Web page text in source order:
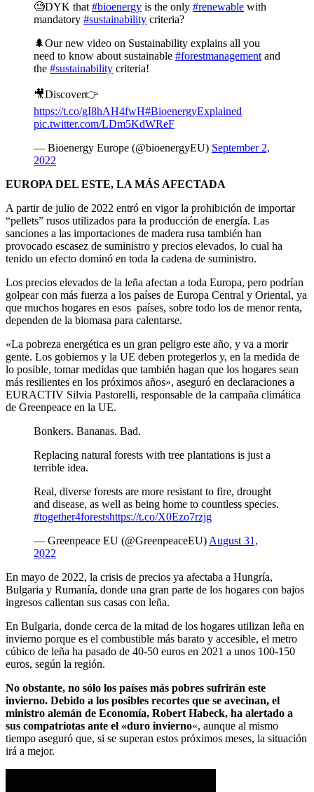
🧐DYK that #bioenergy is the only #renewable with
mandatory #sustainability criteria?
🌲Our new video on Sustainability explains all you
need to know about sustainable #forestmanagement and
the #sustainability criteria!
🎥Discover👉
https://t.co/gI8hAH4fwH#BioenergyExplained
pic.twitter.com/LDm5KdWReF
— Bioenergy Europe (@bioenergyEU) September 2,
2022
EUROPA DEL ESTE, LA MÁS AFECTADA
A partir de julio de 2022 entró en vigor la prohibición de importar
“pellets” rusos utilizados para la producción de energía. Las
sanciones a las importaciones de madera rusa también han
provocado escasez de suministro y precios elevados, lo cual ha
tenido un efecto dominó en toda la cadena de suministro.
Los precios elevados de la leña afectan a toda Europa, pero podrían
golpear con más fuerza a los países de Europa Central y Oriental, ya
que muchos hogares en esos países, sobre todo los de menor renta,
dependen de la biomasa para calentarse.
«La pobreza energética es un gran peligro este año, y va a morir
gente. Los gobiernos y la UE deben protegerlos y, en la medida de
lo posible, tomar medidas que también hagan que los hogares sean
más resilientes en los próximos años», aseguró en declaraciones a
EURACTIV Silvia Pastorelli, responsable de la campaña climática
de Greenpeace en la UE.
Bonkers. Bananas. Bad.
Replacing natural forests with tree plantations is just a
terrible idea.
Real, diverse forests are more resistant to fire, drought
and disease, as well as being home to countless species.
#together4forestshttps://t.co/X0Ezo7rzjg
— Greenpeace EU (@GreenpeaceEU) August 31,
2022
En mayo de 2022, la crisis de precios ya afectaba a Hungría,
Bulgaria y Rumanía, donde una gran parte de los hogares con bajos
ingresos calientan sus casas con leña.
En Bulgaria, donde cerca de la mitad de los hogares utilizan leña en
invierno porque es el combustible más barato y accesible, el metro
cúbico de leña ha pasado de 40-50 euros en 2021 a unos 100-150
euros, según la región.
No obstante, no sólo los países más pobres sufrirán este
invierno. Debido a los posibles recortes que se avecinan, el
ministro alemán de Economía, Robert Habeck, ha alertado a
sus compatriotas ante el «duro invierno«, aunque al mismo
tiempo aseguró que, si se superan estos próximos meses, la situación
irá a mejor.